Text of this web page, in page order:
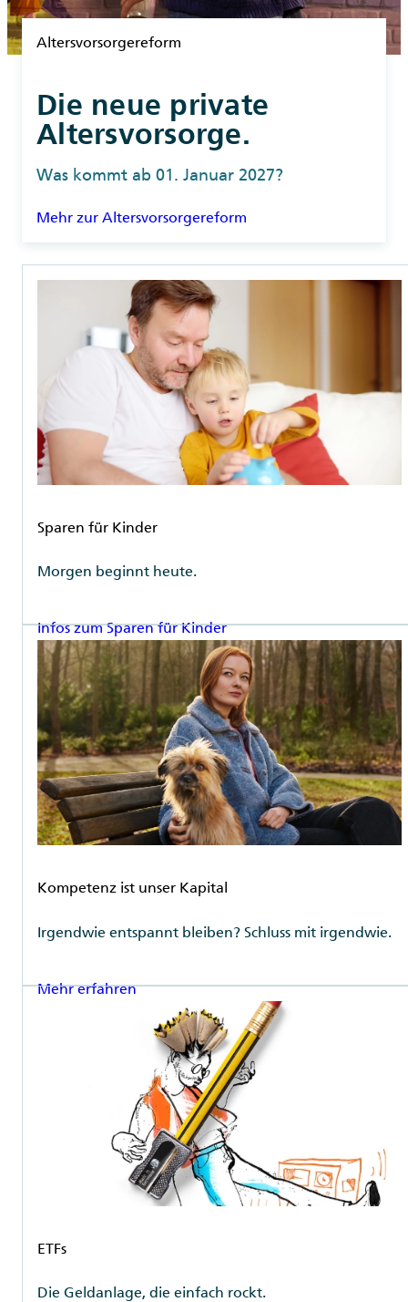
Rubrik
Altersvorsorgereform
Die neue private
Altersvorsorge.
Was kommt ab 01. Januar 2027?
Mehr zur Altersvorsorgereform
Rubrik
Sparen für Kinder
Morgen beginnt heute.
Infos zum Sparen für Kinder
Rubrik
Kompetenz ist unser Kapital
Irgendwie entspannt bleiben? Schluss mit irgendwie.
Mehr erfahren
Rubrik
ETFs
Die Geldanlage, die einfach rockt.